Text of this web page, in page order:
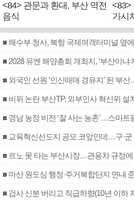
<84> 관문과 환대, 부산 역전
음식
<83>
가시
■ 해수부 청사, 북항 국제여객터미널 옆
■ 2028 유엔 해양총회 개최지, ‘부산이냐
■ 외국인 선원 ‘인신매매 경유지’ 된 부
■ 비위 논란 부산TP, 외부인사 혁신위 설치
■ 경남 농정 비전 ‘잘 사는 농촌’…스마트
■ 교육혁신선도지 공모 코앞인데…구·군
■ 르노 못 타는 부산시장…관용차 규정에
■ 마산 원도심 행정·주거복합단지 연내